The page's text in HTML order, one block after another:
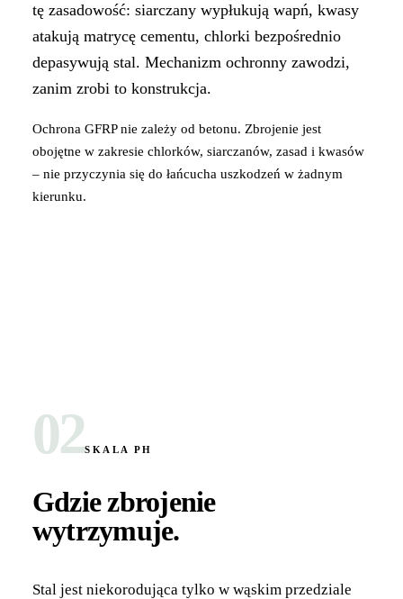
tę zasadowość: siarczany wypłukują wapń, kwasy
atakują matrycę cementu, chlorki bezpośrednio
depasywują stal. Mechanizm ochronny zawodzi,
zanim zrobi to konstrukcja.
Ochrona GFRP nie zależy od betonu. Zbrojenie jest
obojętne w zakresie chlorków, siarczanów, zasad i kwasów
– nie przyczynia się do łańcucha uszkodzeń w żadnym
kierunku.
02SKALA PH
Gdzie zbrojenie
wytrzymuje.
Stal jest niekorodująca tylko w wąskim przedziale